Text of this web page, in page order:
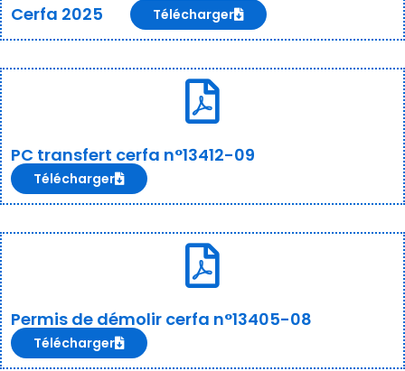
Cerfa 2025 Télécharger
PC transfert cerfa n°13412-09
Télécharger
Permis de démolir cerfa n°13405-08
Télécharger